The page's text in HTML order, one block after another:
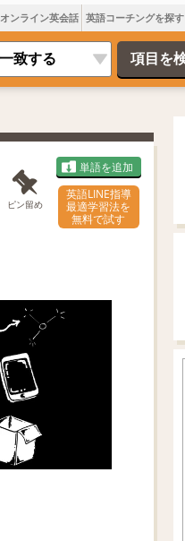
オンライン英会話 英語コーチングを探す
ピン留め
単語を追加
英語LINE指導
最適学習法を
無料で試す